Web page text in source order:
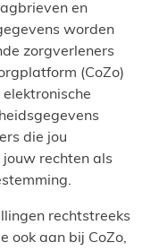
en
worden
zorgverleners
(CoZo)
die jou
rechten als
rechtstreeks
ook aan bij CoZo,